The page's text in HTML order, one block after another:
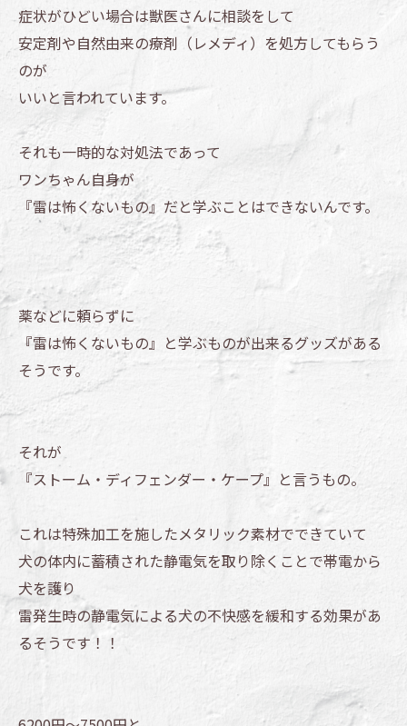
症状がひどい場合は獣医さんに相談をして
安定剤や自然由来の療剤（レメディ）を処方してもらう
のが
いいと言われています。
それも一時的な対処法であって
ワンちゃん自身が
『雷は怖くないもの』だと学ぶことはできないんです。
薬などに頼らずに
『雷は怖くないもの』と学ぶものが出来るグッズがある
そうです。
それが
『ストーム・ディフェンダー・ケープ』と言うもの。
これは特殊加工を施したメタリック素材でできていて
犬の体内に蓄積された静電気を取り除くことで帯電から
犬を護り
雷発生時の静電気による犬の不快感を緩和する効果があ
るそうです！！